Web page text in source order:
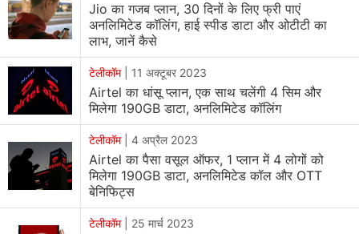
Jio का गजब प्लान, 30 दिनों के लिए फ्री पाएं
अनलिमिटेड कॉलिंग, हाई स्पीड डाटा और ओटीटी का
लाभ, जानें कैसे
टेलीकॉम| 11 अक्टूबर 2023
Airtel का धांसू प्लान, एक साथ चलेंगी 4 सिम और
मिलेगा 190GB डाटा, अनलिमिटेड कॉलिंग
टेलीकॉम| 4 अप्रैल 2023
Airtel का पैसा वसूल ऑफर, 1 प्लान में 4 लोगों को
मिलेगा 190GB डाटा, अनलिमिटेड कॉल और OTT
बेनिफिट्स
टेलीकॉम| 25 मार्च 2023